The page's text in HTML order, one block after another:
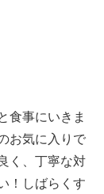
食事にいきま
お気に入りで
く、丁寧な対
！しばらくす